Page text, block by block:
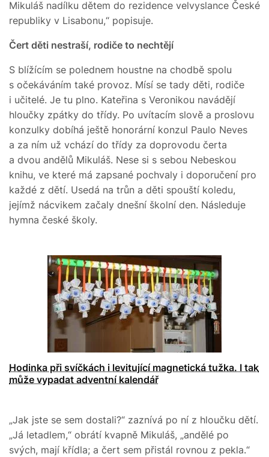
Mikuláš nadílku dětem do rezidence velvyslance České
republiky v Lisabonu,“ popisuje.
Čert děti nestraší, rodiče to nechtějí
S blížícím se polednem houstne na chodbě spolu
s očekáváním také provoz. Mísí se tady děti, rodiče
i učitelé. Je tu plno. Kateřina s Veronikou navádějí
hloučky zpátky do třídy. Po uvítacím slově a proslovu
konzulky dobíhá ještě honorární konzul Paulo Neves
a za ním už vchází do třídy za doprovodu čerta
a dvou andělů Mikuláš. Nese si s sebou Nebeskou
knihu, ve které má zapsané pochvaly i doporučení pro
každé z dětí. Usedá na trůn a děti spouští koledu,
jejímž nácvikem začaly dnešní školní den. Následuje
hymna české školy.
Hodinka při svíčkách i levitující magnetická tužka. I tak
může vypadat adventní kalendář
„Jak jste se sem dostali?“ zaznívá po ní z hloučku dětí.
„Já letadlem,“ obrátí kvapně Mikuláš, „andělé po
svých, mají křídla; a čert sem přistál rovnou z pekla.“